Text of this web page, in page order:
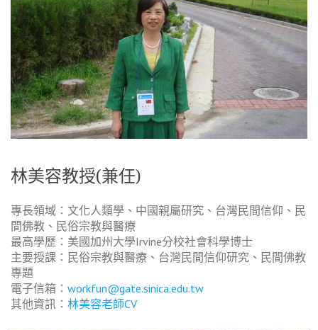
林美容教授(兼任)
專長領域：文化人類學、中國親屬研究、台灣民間信仰、民
間佛教、民俗宗教與醫療
最高學歷：美國加州大學Irvine分校社會科學博士
主要授課：民俗宗教與醫療、台灣民間信仰研究、民間佛教
專題
電子信箱： workfun@gate.sinica.edu.tw
其他資訊： 林美容老師CV